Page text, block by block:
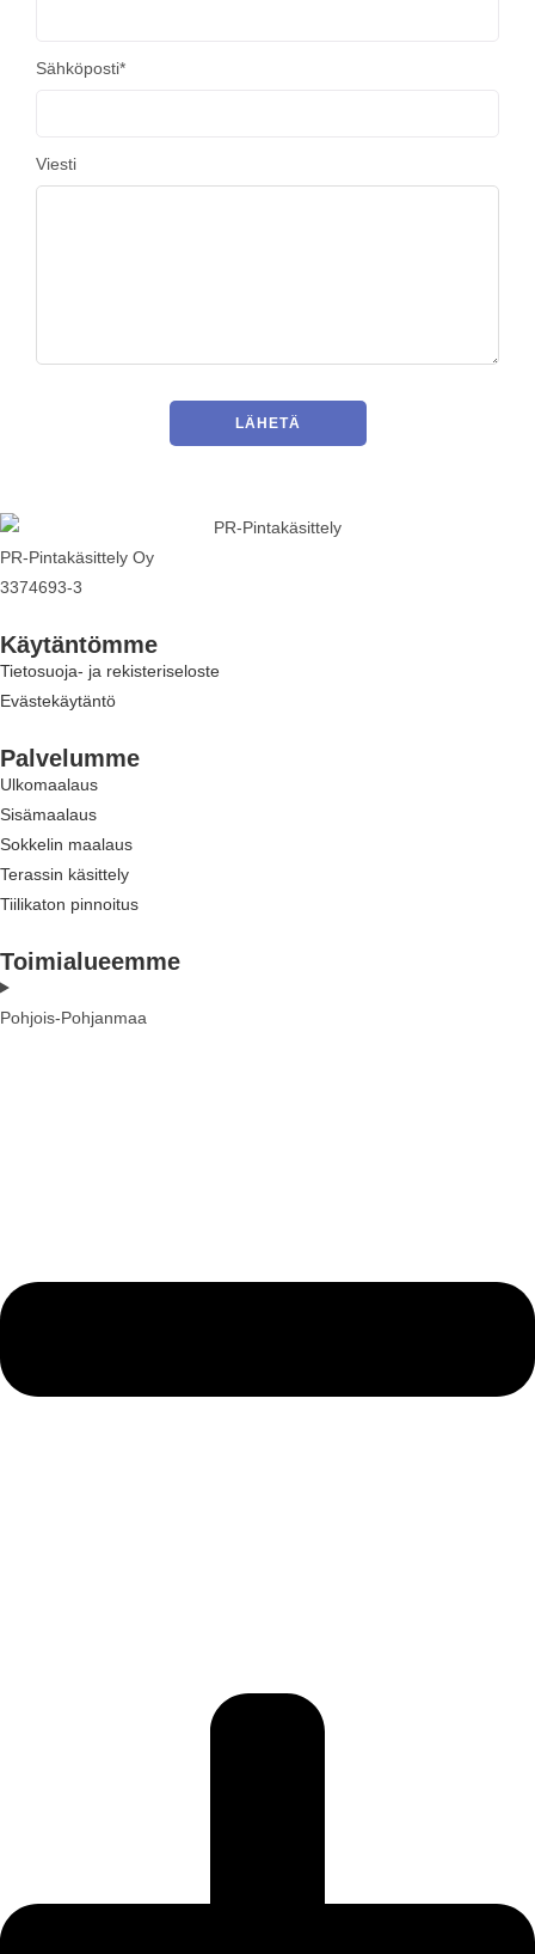
Sähköposti*
Viesti
PR-Pintakäsittely Oy
3374693-3
Käytäntömme
Tietosuoja- ja rekisteriseloste
Evästekäytäntö
Palvelumme
Ulkomaalaus
Sisämaalaus
Sokkelin maalaus
Terassin käsittely
Tiilikaton pinnoitus
Toimialueemme
Pohjois-Pohjanmaa